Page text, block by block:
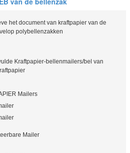
het document van kraftpapier van de
polybellenzakken
Kraftpapier-bellenmailers/bel van
Mailers
Mailer